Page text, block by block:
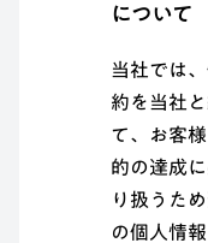
について
当社では
約を当社
て、お客
的の達成
り扱うた
の個人情